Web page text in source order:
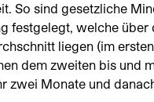
So sind gesetzliche
festgelegt, welche über
liegen (im
dem zweiten bis und
zwei Monate und